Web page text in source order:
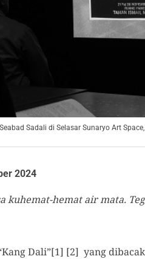
Sadali di Selasar Sunaryo Art
2024
kuhemat-hemat air mata. T
Dali”[1] [2] yang